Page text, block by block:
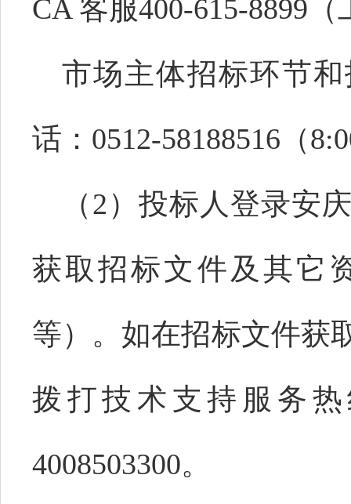
CA 客服400-615-8899
市场主体招标环节
话： 0512-58188516（
（2）投标人登录安
获取招标文件及其它
等）。如在招标文件获
拨打技术支持服务热
4008503300。